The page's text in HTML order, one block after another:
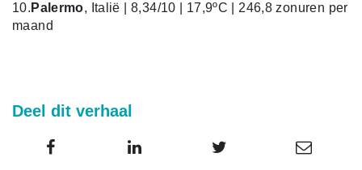
10. Palermo, Italië | 8,34/10 | 17,9ºC | 246,8 zonuren per
maand
Deel dit verhaal